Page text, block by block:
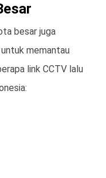
besar juga
memantau
link CCTV lalu